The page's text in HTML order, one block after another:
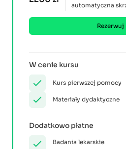
automatyczna
Rezerwuj
W cenie kursu
Kurs pierwszej pomocy
Materiały dydaktyczne
Dodatkowo płatne
Badania lekarskie